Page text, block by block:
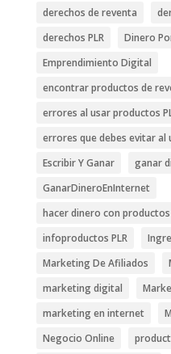
derechos de reventa
derechos PLR
Dinero
Emprendimiento Digital
encontrar productos de
errores al usar productos
errores que debes evitar al
Escribir Y Ganar
ganar
GanarDineroEnInternet
hacer dinero con
infoproductos PLR
Marketing De Afiliados
marketing digital
marketing en internet
Negocio Online